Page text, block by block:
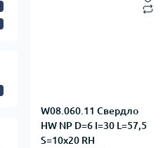
W08.060.11 Свердло
HW NP D=6 I=30 L=57,5
S=10x20 RH